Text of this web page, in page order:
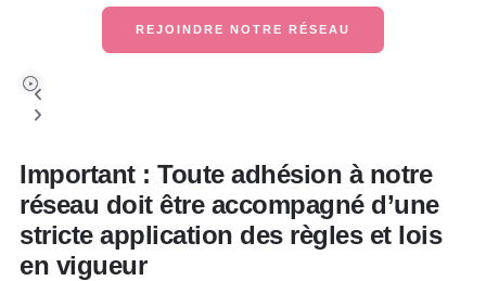
REJOINDRE NOTRE RÉSEAU
Important : Toute adhésion à notre
réseau doit être accompagné d’une
stricte application des règles et lois
en vigueur